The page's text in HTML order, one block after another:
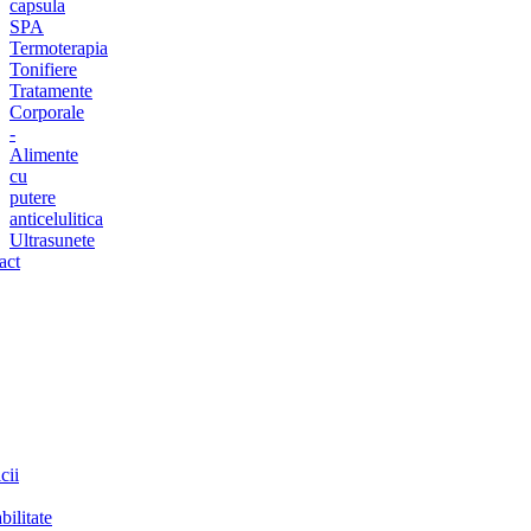
capsula
SPA
Termoterapia
Tonifiere
Tratamente
Corporale
-
Alimente
cu
putere
anticelulitica
Ultrasunete